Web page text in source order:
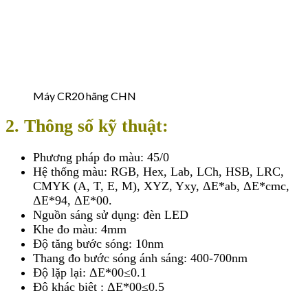
Máy CR20 hãng CHN
2. Thông số kỹ thuật:
Phương pháp đo màu: 45/0
Hệ thống màu: RGB, Hex, Lab, LCh, HSB, LRC,
CMYK (A, T, E, M), XYZ, Yxy, ΔE*ab, ΔE*cmc,
ΔE*94, ΔE*00.
Nguồn sáng sử dụng: đèn LED
Khe đo màu: 4mm
Độ tăng bước sóng: 10nm
Thang đo bước sóng ánh sáng: 400-700nm
Độ lặp lại: ΔE*00≤0.1
Độ khác biệt : ΔE*00≤0.5